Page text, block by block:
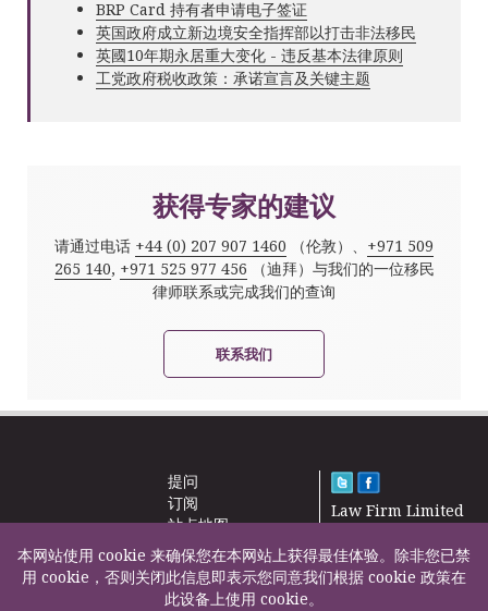
BRP Card 持有者申请电子签证
英国政府成立新边境安全指挥部以打击非法移民
英國10年期永居重大变化 - 违反基本法律原则
工党政府税收政策：承诺宣言及关键主题
获得专家的建议
请通过电话 +44 (0) 207 907 1460 （伦敦）、 +971 509
265 140, +971 525 977 456 （迪拜）与我们的一位移民
律师联系或完成我们的查询
联系我们
提问
订阅
站点地图
新闻
联系我们
Law Firm Limited
本网站使用 cookie 来确保您在本网站上获得最佳体验。除非您已禁
用 cookie，否则关闭此信息即表示您同意我们根据 cookie 政策在
此设备上使用 cookie。